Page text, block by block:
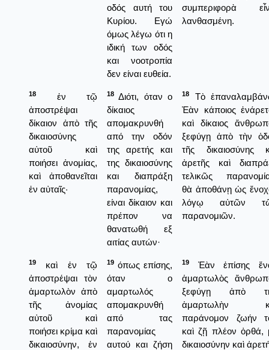
οδός αυτή του
Κυρίου. Εγώ
όμως λέγω ότι η
ιδική των οδός
και νοοτροπία
δεν είναι ευθεία.
συμπεριφορὰ
λανθασμένη.
18
ἐν τῷ
ἀποστρέψαι
δίκαιον ἀπὸ τῆς
δικαιοσύνης
αὐτοῦ καὶ
ποιήσει ἀνομίας,
καὶ ἀποθανεῖται
ἐν αὐταῖς·
18 Διότι, όταν ο
δίκαιος
απομακρυνθή
από την οδόν
της αρετής και
της δικαιοσύνης
και διαπράξη
παρανομίας,
είναι δίκαιον και
πρέπον να
θανατωθή εξ
αιτίας αυτών·
18
Τὸ
Ἐὰν κάποιος
καὶ δίκαιος
ξεφύγῃ ἀπὸ τὴν
τῆς δικαιοσύνης
ἀρετῆς καὶ
τελικῶς
θὰ ἀποθάνῃ ὡς
λόγῳ αὐτῶν
παρανομιῶν.
19
καὶ ἐν τῷ
ἀποστρέψαι τὸν
ἁμαρτωλὸν ἀπὸ
τῆς ἀνομίας
αὐτοῦ καὶ
ποιήσει κρίμα καὶ
δικαιοσύνην, ἐν
19 όπως επίσης,
όταν ο
αμαρτωλός
απομακρυνθή
από τας
παρανομίας
αυτού και ζήση
19
Ἐὰν ἐπίσης
ἁμαρτωλὸς
ξεφύγῃ ἀπὸ
ἁμαρτωλὴν
παράνομον ζωήν
καὶ ζῇ πλέον ὀρθά,
δικαιοσύνην καὶ